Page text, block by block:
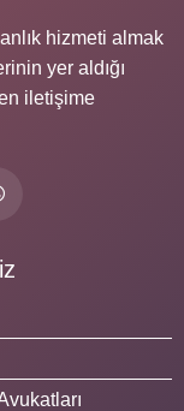
hizmeti almak
yer aldığı
iletişime